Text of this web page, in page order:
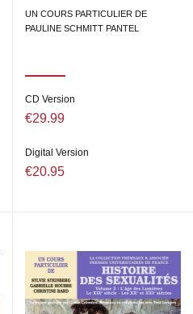
UN COURS PARTICULIER DE
PAULINE SCHMITT PANTEL
CD Version
€29.99
Digital Version
€20.95